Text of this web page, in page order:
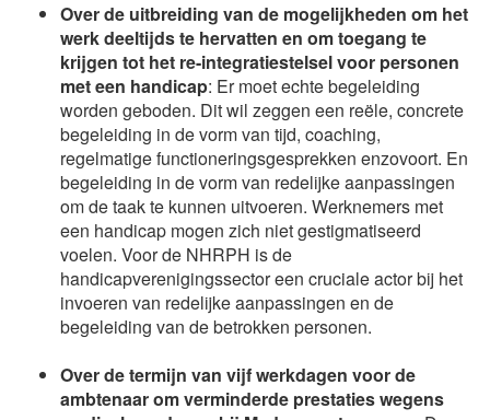
Over de uitbreiding van de mogelijkheden om het
werk deeltijds te hervatten en om toegang te
krijgen tot het re-integratiestelsel voor personen
met een handicap: Er moet echte begeleiding
worden geboden. Dit wil zeggen een reële, concrete
begeleiding in de vorm van tijd, coaching,
regelmatige functioneringsgesprekken enzovoort. En
begeleiding in de vorm van redelijke aanpassingen
om de taak te kunnen uitvoeren. Werknemers met
een handicap mogen zich niet gestigmatiseerd
voelen. Voor de NHRPH is de
handicapverenigingssector een cruciale actor bij het
invoeren van redelijke aanpassingen en de
begeleiding van de betrokken personen.
Over de termijn van vijf werkdagen voor de
ambtenaar om verminderde prestaties wegens